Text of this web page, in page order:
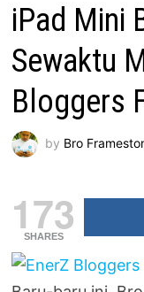
iPad Mini
Sewaktu
Bloggers
by Bro
173
SHARES